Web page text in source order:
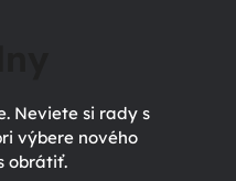
Neviete si rady s
výbere nového
obrátiť.